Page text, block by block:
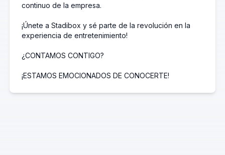
continuo de la empresa.
¡Únete a Stadibox y sé parte de la revolución en la
experiencia de entretenimiento!
¿CONTAMOS CONTIGO?
¡ESTAMOS EMOCIONADOS DE CONOCERTE!